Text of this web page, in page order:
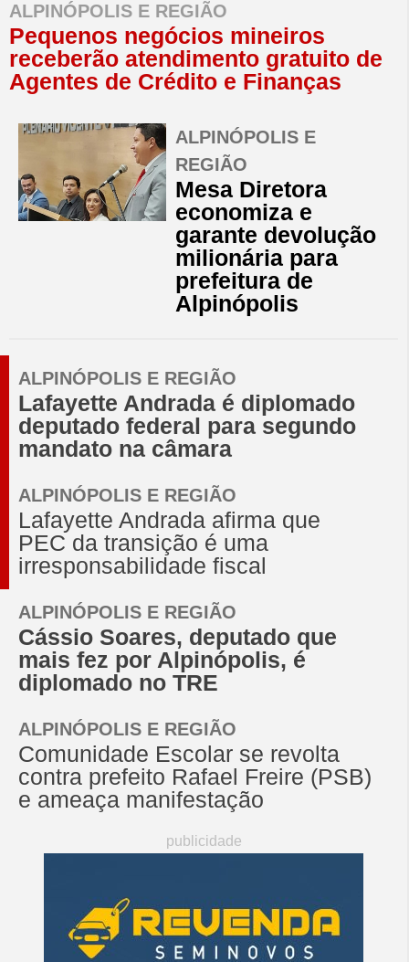
ALPINÓPOLIS E REGIÃO
Pequenos negócios mineiros
receberão atendimento gratuito de
Agentes de Crédito e Finanças
ALPINÓPOLIS E
REGIÃO
Mesa Diretora
economiza e
garante devolução
milionária para
prefeitura de
Alpinópolis
ALPINÓPOLIS E REGIÃO
Lafayette Andrada é diplomado
deputado federal para segundo
mandato na câmara
ALPINÓPOLIS E REGIÃO
Lafayette Andrada afirma que
PEC da transição é uma
irresponsabilidade fiscal
ALPINÓPOLIS E REGIÃO
Cássio Soares, deputado que
mais fez por Alpinópolis, é
diplomado no TRE
ALPINÓPOLIS E REGIÃO
Comunidade Escolar se revolta
contra prefeito Rafael Freire (PSB)
e ameaça manifestação
publicidade